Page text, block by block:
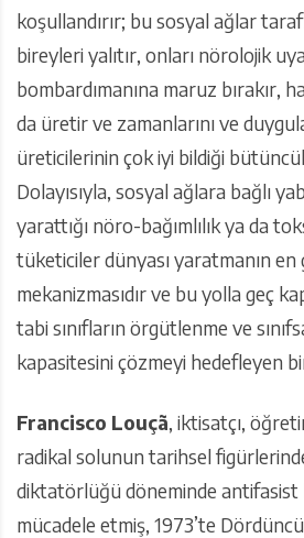
koşullandırır; bu sosyal ağlar
bireyleri yalıtır, onları nörolojik
bombardımanına maruz bırakır,
da üretir ve zamanlarını ve
üreticilerinin çok iyi bildiği
Dolayısıyla, sosyal ağlara bağlı
yarattığı nöro-bağımlılık ya da
tüketiciler dünyası yaratmanın en
mekanizmasıdır ve bu yolla geç
tabi sınıfların örgütlenme ve
kapasitesini çözmeyi hedefleyen
Francisco Louçã, iktisatçı,
radikal solunun tarihsel
diktatörlüğü döneminde
mücadele etmiş, 1973’te